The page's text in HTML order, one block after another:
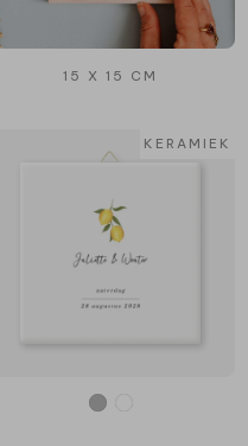
15 X 15 CM
KERAMIEK